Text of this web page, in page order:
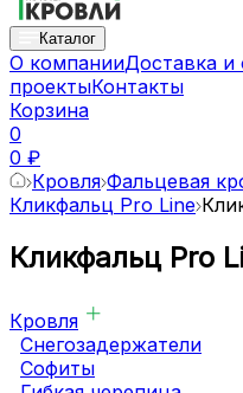
Каталог
О компанииДоставка и
проектыКонтакты
Корзина
0
0 ₽
Кровля Фальцевая
Кликфальц Pro Line
Кликфальц Pro
Кровля
Снегозадержатели
Софиты